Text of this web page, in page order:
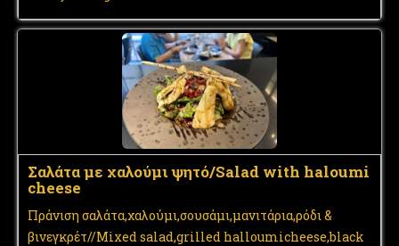
Σαλάτα με χαλούμι ψητό/Salad with haloumi
cheese
Πράνιση σαλάτα,χαλούμι,σουσάμι,μανιτάρια,ρόδι &
βινεγκρέτ//Mixed salad,grilled halloumicheese,black